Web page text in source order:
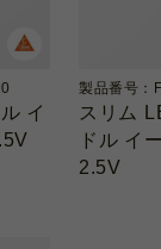
イ
製品番号：
スリム
ドル イ
2.5V